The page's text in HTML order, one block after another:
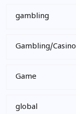
gambling
Gambling/Casino
Game
global